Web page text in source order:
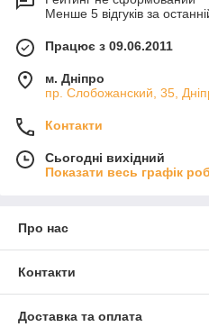
Менше 5 відгуків за
Працює з 09.06.2011
м. Дніпро
пр. Слобожанский, 35,
Контакти
Сьогодні вихідний
Показати весь графік
Про нас
Контакти
Доставка та оплата